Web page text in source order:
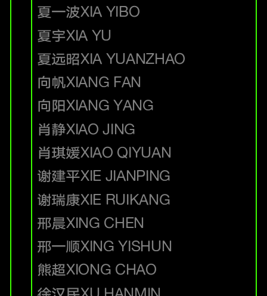
夏一波XIA YIBO
夏宇XIA YU
夏远昭XIA YUANZHAO
向帆XIANG FAN
向阳XIANG YANG
肖静XIAO JING
肖琪媛XIAO QIYUAN
谢建平XIE JIANPING
谢瑞康XIE RUIKANG
邢晨XING CHEN
邢一顺XING YISHUN
熊超XIONG CHAO